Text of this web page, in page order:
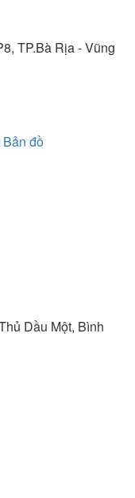
TP.Bà Rịa - Vũng
Bản đồ
Dầu Một, Bình